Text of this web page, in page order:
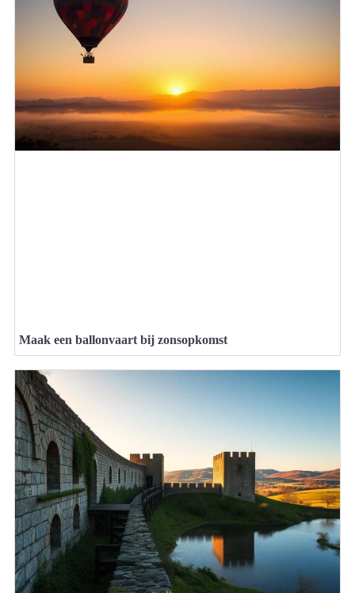
Maak een ballonvaart bij zonsopkomst